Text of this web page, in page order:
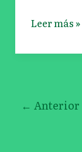
Leer más »
← Anterior